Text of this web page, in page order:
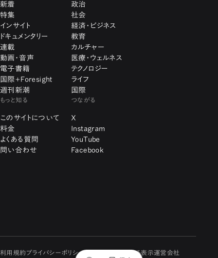
新着
特集
インサイト
ドキュメンタリー
連載
動画・音声
電子書籍
国際+Foresight
週刊新潮
政治
社会
経済・ビジネス
教育
カルチャー
医療・ウェルネス
テクノロジー
ライフ
国際
もっと知る
このサイトについて
料金
よくある質問
問い合わせ
つながる
X
Instagram
YouTube
Facebook
利用規約 プライバシーポリシー 特定商取引に関する表示運営会社